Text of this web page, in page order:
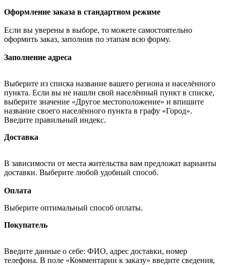
Оформление заказа в стандартном режиме
Если вы уверены в выборе, то можете самостоятельно
оформить заказ, заполнив по этапам всю форму.
Заполнение адреса
Выберите из списка название вашего региона и населённого
пункта. Если вы не нашли свой населённый пункт в списке,
выберите значение «Другое местоположение» и впишите
название своего населённого пункта в графу «Город».
Введите правильный индекс.
Доставка
В зависимости от места жительства вам предложат варианты
доставки. Выберите любой удобный способ.
Оплата
Выберите оптимальный способ оплаты.
Покупатель
Введите данные о себе: ФИО, адрес доставки, номер
телефона. В поле «Комментарии к заказу» введите сведения,